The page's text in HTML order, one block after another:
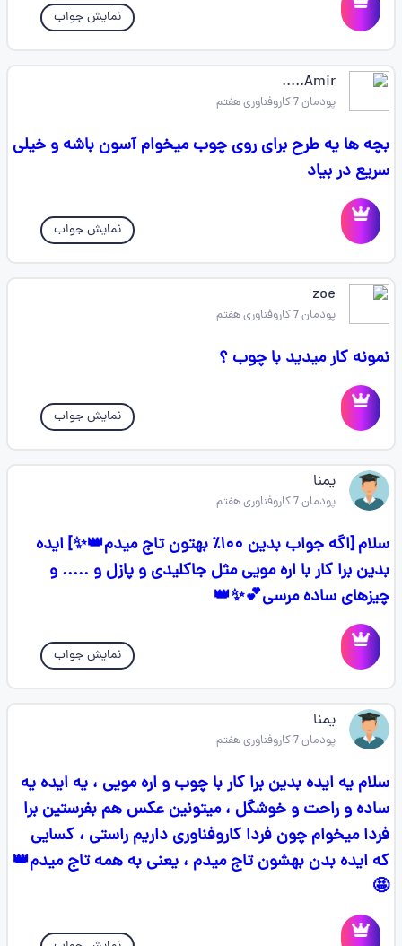
نمایش جواب
Amir.....
پودمان 7 کاروفناوری هفتم
بچه ها یه طرح برای روی چوب میخوام آسون باشه و خیلی
سریع در بیاد
نمایش جواب
zoe‌‌‌‌
پودمان 7 کاروفناوری هفتم
نمونه کار میدید با چوب ؟
نمایش جواب
یمنا
پودمان 7 کاروفناوری هفتم
سلام [اگه جواب بدین ۱۰۰٪ بهتون تاج میدم👑✨️] ایده
بدین برا کار با اره مویی مثل جاکلیدی و پازل و ..... و
چیزهای ساده مرسی💕✨️👑
نمایش جواب
یمنا
پودمان 7 کاروفناوری هفتم
سلام یه ایده بدین برا کار با چوب و اره مویی ، یه ایده یه
ساده و راحت و خوشگل ، میتونین عکس هم بفرستین برا
فردا میخوام چون فردا کاروفناوری داریم راستی ، کسایی
که ایده بدن بهشون تاج میدم ، یعنی به همه تاج میدم👑
🤩